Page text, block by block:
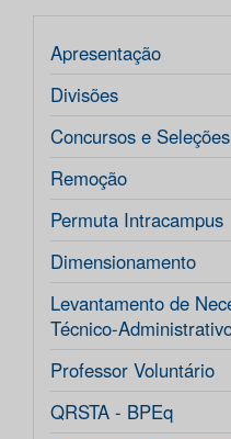
Apresentação
Divisões
Concursos e Seleções
Remoção
Permuta Intracampus
Dimensionamento
Levantamento de
Técnico-
Professor Voluntário
QRSTA - BPEq